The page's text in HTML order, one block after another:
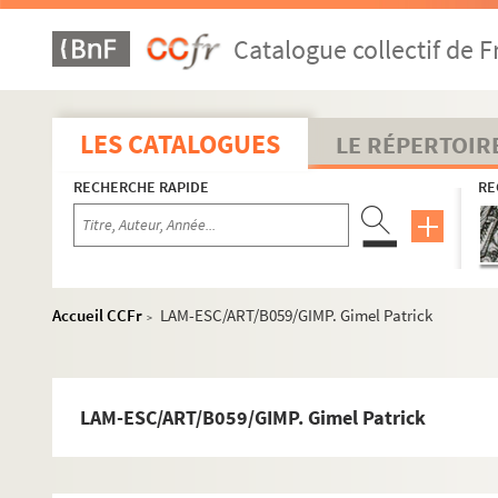
Catalogue collectif de
LES CATALOGUES LE
RECHERCHE RAPIDE
Accueil CCFr >
LAM-ESC/ART/B059/GIMP. Gimel Patrick
LAM-ESC/ART/B059/GIMP. Gimel Patrick
LAM-ESC/ART/B039. Boîte n°39
LAM-ESC/ART/B040. Boîte n°40
LAM-ESC/ART/B041. Boîte n°41
LAM-ESC/ART/B042. Boîte n°42
LAM-ESC/ART/B043. Boîte n°43
LAM-ESC/ART/B044. Boîte n°44
LAM-ESC/ART/B046. Boîte n°46
LAM-ESC/ART/B047. Boîte n°47
LAM-ESC/ART/B050. Boîte n°50